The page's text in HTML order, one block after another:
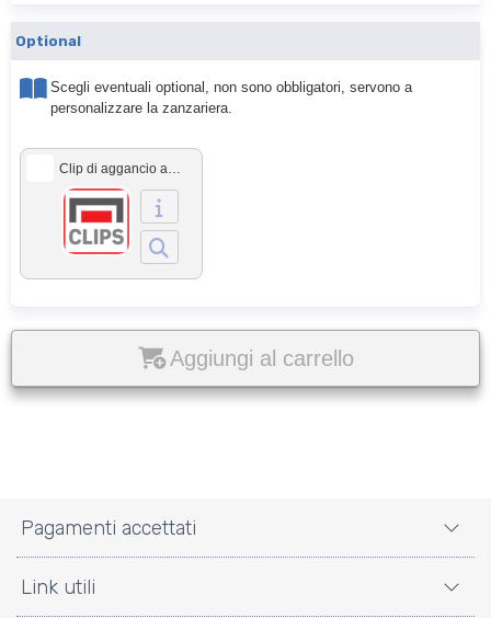
Optional
Scegli eventuali optional, non sono obbligatori, servono a
personalizzare la zanzariera.
Clip di aggancio al cassonetto
Aggiungi al carrello
Pagamenti accettati
Link utili